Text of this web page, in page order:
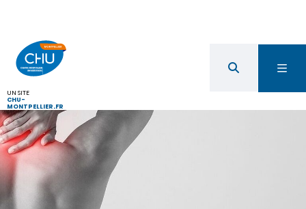
UN SITE
CHU-
MONTPELLIER.FR